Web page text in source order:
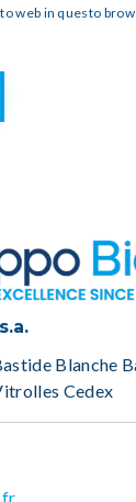
web in questo
Blanche
Cedex